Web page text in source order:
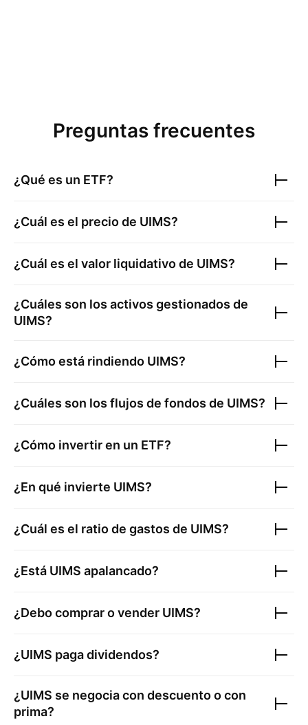
Preguntas frecuentes
¿Qué es un ETF?
¿Cuál es el precio de UIMS?
¿Cuál es el valor liquidativo de UIMS?
¿Cuáles son los activos gestionados de
UIMS?
¿Cómo está rindiendo UIMS?
¿Cuáles son los flujos de fondos de UIMS?
¿Cómo invertir en un ETF?
¿En qué invierte UIMS?
¿Cuál es el ratio de gastos de UIMS?
¿Está UIMS apalancado?
¿Debo comprar o vender UIMS?
¿UIMS paga dividendos?
¿UIMS se negocia con descuento o con
prima?